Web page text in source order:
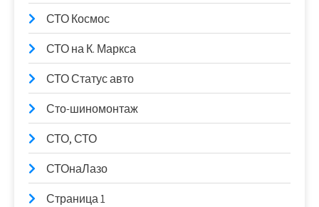
СТО Космос
СТО на К. Маркса
СТО Статус авто
Сто-шиномонтаж
СТО, СТО
СТОнаЛазо
Страница 1